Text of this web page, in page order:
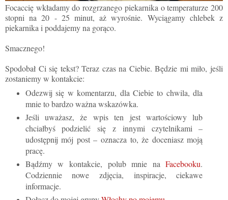
Focaccię wkładamy do rozgrzanego piekarnika o temperaturze 200
stopni na 20 - 25 minut, aż wyrośnie. Wyciągamy chlebek z
piekarnika i poddajemy na gorąco.
Smacznego!
Spodobał Ci się tekst? Teraz czas na Ciebie. Będzie mi miło, jeśli
zostaniemy w kontakcie:
Odezwij się w komentarzu, dla Ciebie to chwila, dla
mnie to bardzo ważna wskazówka.
Jeśli uważasz, że wpis ten jest wartościowy lub
chciałbyś podzielić się z innymi czytelnikami –
udostępnij mój post – oznacza to, że doceniasz moją
pracę.
Bądźmy w kontakcie, polub mnie naFacebooku.
Codziennie nowe zdjęcia, inspiracje, ciekawe
informacje.